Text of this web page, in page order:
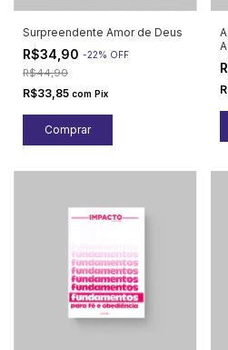
Surpreendente Amor de Deus
R$34,90 -22% OFF
R$44,90
R$33,85 com Pix